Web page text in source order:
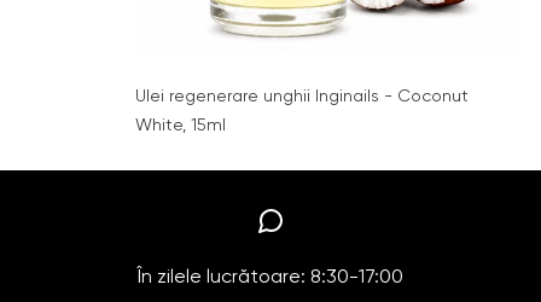
Ulei regenerare unghii Inginails - Coconut
White, 15ml
În zilele lucrătoare: 8:30-17:00